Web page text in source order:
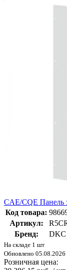
CAE/CQE Панель
Код товара:
Артикул:
Бренд:
DKC
На складе 1 шт
Обновлено 05.08.2026
Розничная цена: